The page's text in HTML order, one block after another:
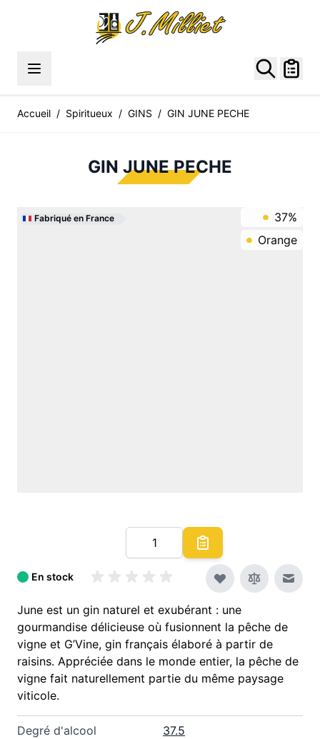
Accueil / Spiritueux / GINS / GIN JUNE PECHE
GIN JUNE PECHE
Fabriqué en France
37%
Orange
En stock
June est un gin naturel et exubérant : une
gourmandise délicieuse où fusionnent la pêche de
vigne et G’Vine, gin français élaboré à partir de
raisins. Appréciée dans le monde entier, la pêche de
vigne fait naturellement partie du même paysage
viticole.
Degré d'alcool 37.5
Quantité